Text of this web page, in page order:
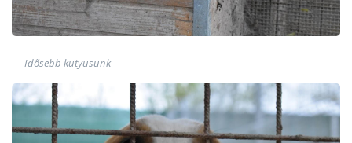
Idősebb kutyusunk